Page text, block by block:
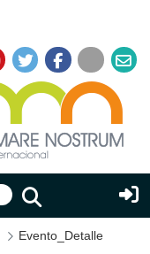
Buscar
Evento_Detalle